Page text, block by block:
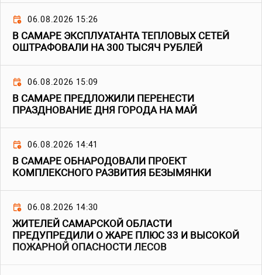
06.08.2026 15:26
В САМАРЕ ЭКСПЛУАТАНТА ТЕПЛОВЫХ СЕТЕЙ
ОШТРАФОВАЛИ НА 300 ТЫСЯЧ РУБЛЕЙ
06.08.2026 15:09
В САМАРЕ ПРЕДЛОЖИЛИ ПЕРЕНЕСТИ
ПРАЗДНОВАНИЕ ДНЯ ГОРОДА НА МАЙ
06.08.2026 14:41
В САМАРЕ ОБНАРОДОВАЛИ ПРОЕКТ
КОМПЛЕКСНОГО РАЗВИТИЯ БЕЗЫМЯНКИ
06.08.2026 14:30
ЖИТЕЛЕЙ САМАРСКОЙ ОБЛАСТИ
ПРЕДУПРЕДИЛИ О ЖАРЕ ПЛЮС 33 И ВЫСОКОЙ
ПОЖАРНОЙ ОПАСНОСТИ ЛЕСОВ